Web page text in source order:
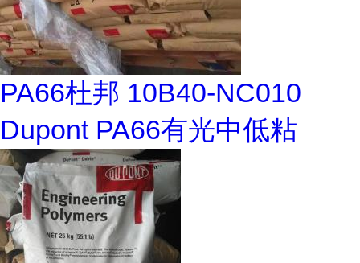
PA66杜邦 10B40-NC010
Dupont PA66有光中低粘